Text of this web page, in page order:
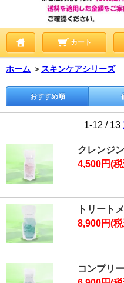
カート
ホーム ＞ スキンケアシリーズ
おすすめ順
1-12 / 13
クレンジ
4,500円(
トリート
8,900円(
コンプリ